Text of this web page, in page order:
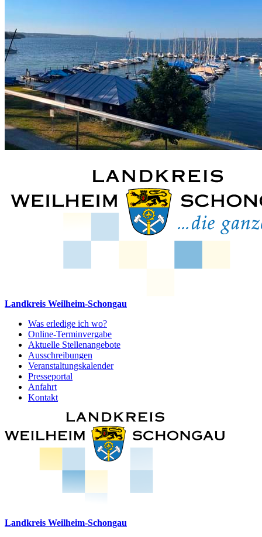
Landkreis Weilheim-Schongau
Was erledige ich wo?
Online-Terminvergabe
Aktuelle Stellenangebote
Ausschreibungen
Veranstaltungskalender
Presseportal
Anfahrt
Kontakt
Landkreis Weilheim-Schongau